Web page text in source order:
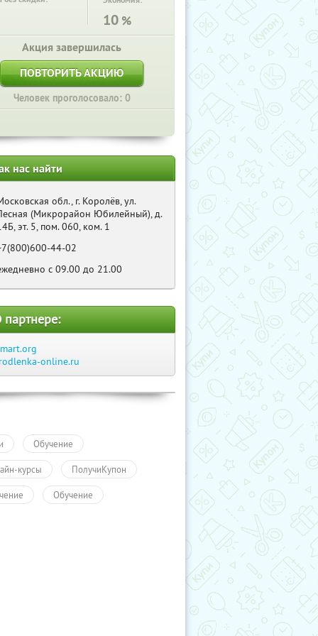
10 %
Акция завершилась
ПОВТОРИТЬ АКЦИЮ
Человек проголосовало: 0
нас найти
обл., г. Королёв, ул.
(Микрорайон Юбилейный), д.
эт. 5, пом. 060, ком. 1
44-02
с 09.00 до 21.00
партнере:
online.ru
Обучение
курсы ПолучиКупон
Обучение